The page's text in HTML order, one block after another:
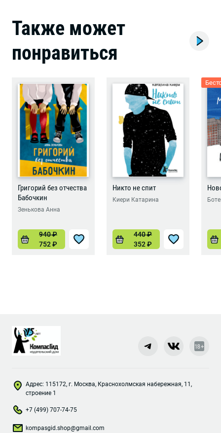
Также может
понравиться
Григорий без отчества
Бабочкин
Зенькова Анна
940₽
752₽
Никто не спит
Киери Катарина
440₽
352₽
Адрес: 115172, г. Москва, Краснохолмская набережная, 11,
строение 1
+7 (499) 707-74-75
kompasgid.shop@gmail.com